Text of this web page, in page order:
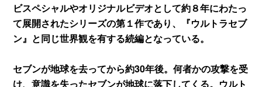
ビスペシャルやオリジナルビデオとして約８年にわたっ
て展開されたシリーズの第１作であり、『ウルトラセブ
ン』と同じ世界観を有する続編となっている。
セブンが地球を去ってから約30年後。何者かの攻撃を受
け、意識を失ったセブンが地球に落下してくる。ウルト